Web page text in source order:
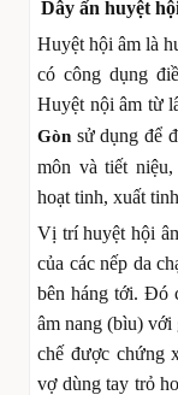
Dây ấn huyệt
Huyệt hội âm là
có công dụng
Huyệt nội âm từ
Gòn sử dụng để
môn và tiết
hoạt tinh, xuất
Vị trí huyệt hội
của các nếp da
bên háng tới. Đó
âm nang (bìu) với
chế được chứng
vợ dùng tay trỏ